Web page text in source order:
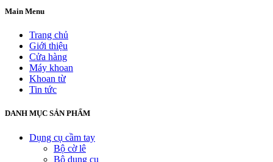
Main Menu
Trang chủ
Giới thiệu
Cửa hàng
Máy khoan
Khoan từ
Tin tức
DANH MỤC SẢN PHẨM
Dụng cụ cầm tay
Bộ cờ lê
Bộ dụng cụ